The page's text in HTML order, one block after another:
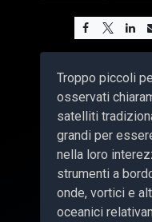
Troppo piccoli
osservati
satelliti
grandi per
nella loro
strumenti a
onde, vortici e
oceanici